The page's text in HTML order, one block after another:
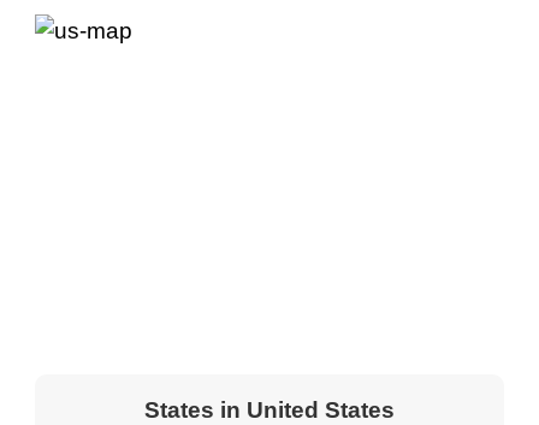
States in United States